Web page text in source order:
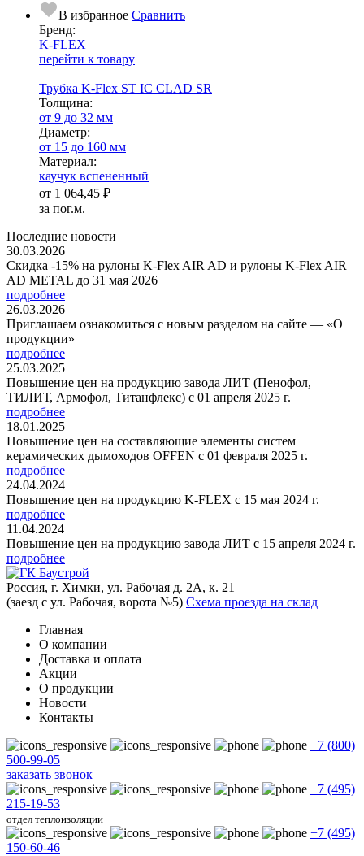
В избранное Сравнить
Бренд:
K-FLEX
перейти к товару
Трубка K-Flex ST IС CLAD SR
Тол­щи­на:
от 9 до 32 мм
Диаметр:
от 15 до 160 мм
Ма­­те­­ри­­ал:
каучук вспененный
от 1 064,45 ₽
за пог.м.
Последние новости
30.03.2026
Скидка -15% на рулоны K-Flex AIR AD и рулоны K-Flex AIR
AD METAL до 31 мая 2026
подробнее
26.03.2026
Приглашаем ознакомиться с новым разделом на сайте — «О
продукции»
подробнее
25.03.2025
Повышение цен на продукцию завода ЛИТ (Пенофол,
ТИЛИТ, Армофол, Титанфлекс) с 01 апреля 2025 г.
подробнее
18.01.2025
Повышение цен на составляющие элементы систем
керамических дымоходов OFFEN с 01 февраля 2025 г.
подробнее
24.04.2024
Повышение цен на продукцию K-FLEX с 15 мая 2024 г.
подробнее
11.04.2024
Повышение цен на продукцию завода ЛИТ с 15 апреля 2024 г.
подробнее
Россия, г. Химки, ул. Рабочая д. 2А, к. 21
(заезд с ул. Рабочая, ворота №5) Схема проезда на склад
Главная
О компании
Доставка и оплата
Акции
О продукции
Новости
Контакты
+7 (800)
500-99-05
заказать звонок
+7 (495)
215-19-53
отдел теплоизоляции
+7 (495)
150-60-46